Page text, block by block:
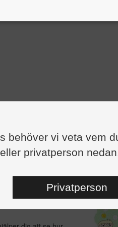
behöver vi veta vem
privatperson
Privatperson